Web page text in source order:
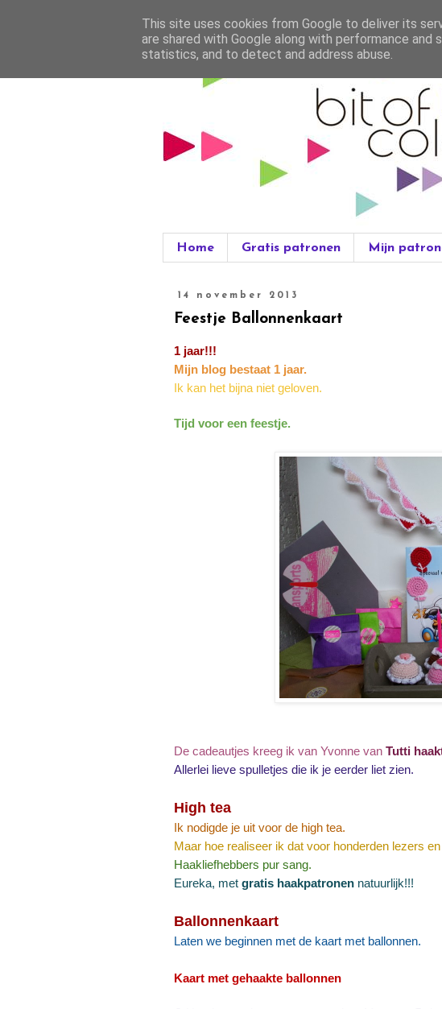
Home Gratis patronen Mijn
14 november 2013
Feestje Ballonnenkaart
1 jaar!!!
Mijn blog bestaat 1 jaar.
Ik kan het bijna niet geloven.
Tijd voor een feestje.
De cadeautjes kreeg ik van Yvonne van Tutti
Allerlei lieve spulletjes die ik je eerder liet zien.
High tea
Ik nodigde je uit voor de high tea.
Maar hoe realiseer ik dat voor honderden lezers
Haakliefhebbers pur sang.
Eureka, met gratis haakpatronen natuurlijk!!!
Ballonnenkaart
Laten we beginnen met de kaart met ballonnen.
Kaart met gehaakte ballonnen
This site uses cookies from Google to deliver its
are shared with Google along with performance
statistics, and to detect and address abuse.